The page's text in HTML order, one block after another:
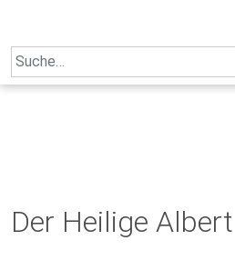
Search
for:
Der Heilige Albert